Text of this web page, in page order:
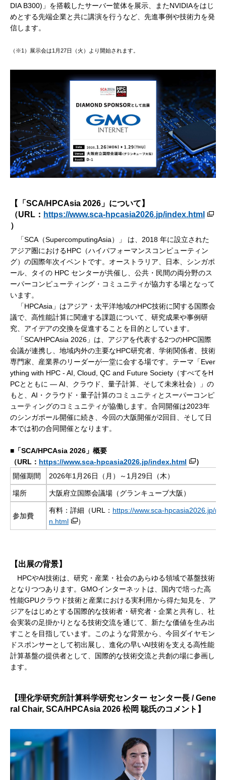
DIA B300)」を搭載したサーバー筐体を展示、またNVIDIAをはじ
めとする先端企業と共に講演を行うなど、先進事例や技術力を発
信します。
（※1）展示会は1月27日（火）より開始されます。
【「SCA/HPCAsia 2026」について】
（URL： https://www.sca-hpcasia2026.jp/index.html
）
「SCA（SupercomputingAsia）」 は、2018 年に設立された
アジア圏におけるHPC（ハイパフォーマンスコンピューティン
グ）の国際年次イベントです。オーストラリア、日本、シンガポ
ール、タイの HPC センターが共催し、公共・民間の両分野のス
ーパーコンピューティング・コミュニティが協力する場となって
います。
「HPCAsia」はアジア・太平洋地域のHPC技術に関する国際会
議で、高性能計算に関連する課題について、研究成果や事例研
究、アイデアの交換を促進することを目的としています。
「SCA/HPCAsia 2026」は、アジアを代表する2つのHPC国際
会議が連携し、地域内外の主要なHPC研究者、学術関係者、技術
専門家、産業界のリーダーが一堂に会する場です。テーマ「Ever
ything with HPC - AI, Cloud, QC and Future Society（すべてをH
PCとともに ― AI、クラウド、量子計算、そして未来社会）」の
もと、AI・クラウド・量子計算のコミュニティとスーパーコンピ
ューティングのコミュニティが協働します。合同開催は2023年
のシンガポール開催に続き、今回の大阪開催が2回目、そして日
本では初の合同開催となります。
■「SCA/HPCAsia 2026」概要
（URL： https://www.sca-hpcasia2026.jp/index.html
）
開催期間
2026年1月26日（月）～1月29日（木）
場所 大阪府立国際会議場（グランキューブ大阪）
参加費
有料：詳細（URL： https://www.sca-hpcasia2026.jp/
n.html
）
【出展の背景】
HPCやAI技術は、研究・産業・社会のあらゆる領域で基盤技術
となりつつあります。GMOインターネットは、国内で培った高
性能GPUクラウド技術と産業における実利用から得た知見を、ア
ジアをはじめとする国際的な技術者・研究者・企業と共有し、社
会実装の足掛かりとなる技術交流を通じて、新たな価値を生み出
すことを目指しています。このような背景から、今回ダイヤモン
ドスポンサーとして初出展し、進化の早いAI技術を支える高性能
計算基盤の提供者として、国際的な技術交流と共創の場に参画し
ます。
【理化学研究所計算科学研究センター センター長 / Gene
ral Chair, SCA/HPCAsia 2026 松岡 聡氏のコメント】